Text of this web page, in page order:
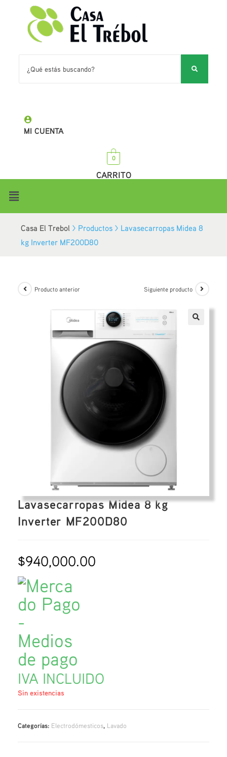
MI CUENTA
0
CARRITO
Casa El Trebol > Productos > Lavasecarropas Midea 8
kg Inverter MF200D80
Producto anterior Siguiente producto
Lavasecarropas Midea 8 kg
Inverter MF200D80
$940,000.00
IVA INCLUIDO
Sin existencias
Categorías: Electrodómesticos, Lavado